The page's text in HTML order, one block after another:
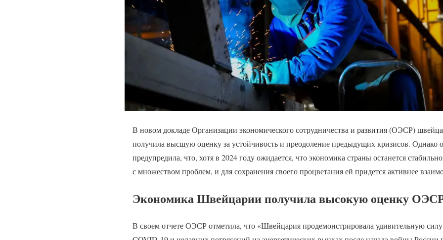
В новом докладе Организации экономического сотрудничества и развития (ОЭСР)
получила высшую оценку за устойчивость и преодоление предыдущих кризисов. Однако
предупредила, что, хотя в 2024 году ожидается, что экономика страны останется
с множеством проблем, и для сохранения своего процветания ей придется активнее
Экономика Швейцарии получила высокую оценку
В своем отчете ОЭСР отметила, что «Швейцария продемонстрировала удивительную